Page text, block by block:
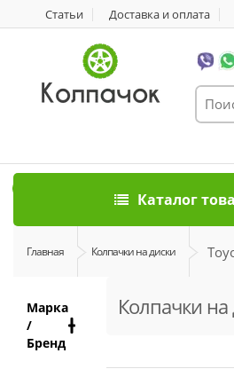
Статьи Доставка и оплата
Каталог
Главная Колпачки на диски
Марка
/
Бренд
Колпачки на